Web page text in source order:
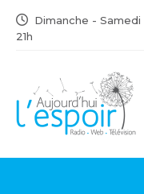
Dimanche - Samedi
21h